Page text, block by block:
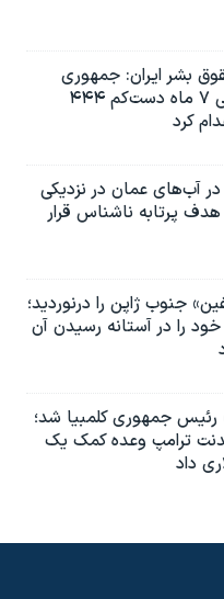
بشر ایران: جمهوری
اسلامی طی ۷ ماه دست‌کم ۴۴۴
کرد
آب‌های عمان در نزدیکی
پرتابه ناشناس قرار
جنوب ژاپن را درنوردید؛
را در آستانه رسیدن آن
رئیس جمهوری کلمبیا شد؛
ترامپ وعده کمک یک
داد